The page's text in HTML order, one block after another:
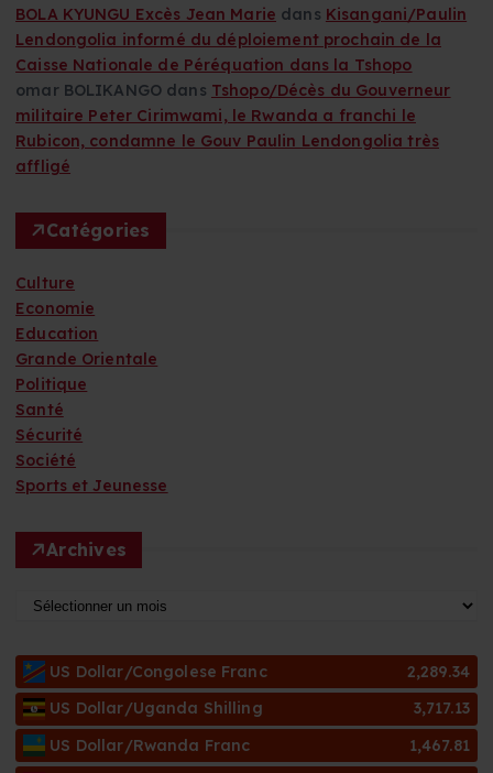
BOLA KYUNGU Excès Jean Marie dans Kisangani/Paulin
Lendongolia informé du déploiement prochain de la
Caisse Nationale de Péréquation dans la Tshopo
omar BOLIKANGO dans Tshopo/Décès du Gouverneur
militaire Peter Cirimwami, le Rwanda a franchi le
Rubicon, condamne le Gouv Paulin Lendongolia très
affligé
Catégories
Culture
Economie
Education
Grande Orientale
Politique
Santé
Sécurité
Société
Sports et Jeunesse
Archives
c
h
v
e
US Dollar/Congolese Franc
2,289.34
US Dollar/Uganda Shilling
3,717.13
US Dollar/Rwanda Franc
1,467.81